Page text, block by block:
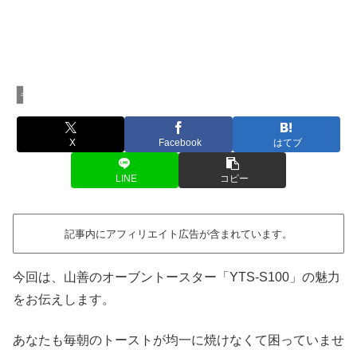
キッチン家電
X Facebook はてブ
LINE コピー
記事内にアフィリエイト広告が含まれています。
今回は、山善のオーブントースター「YTS-S100」の魅力
をお伝えします。
あなたも毎朝のトーストが均一に焼けなくて困っていませ